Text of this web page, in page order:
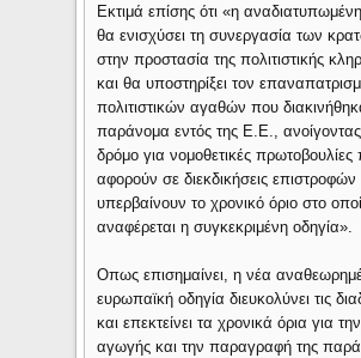
Εκτιμά επίσης ότι «η
θα ενισχύσει τη συνεργασία των
στην προστασία της πολιτιστικής
και θα υποστηρίξει τον
πολιτιστικών αγαθών που
παράνομα εντός της Ε.Ε., ανοίγοντας
δρόμο για νομοθετικές πρωτοβουλίες
αφορούν σε διεκδικήσεις
υπερβαίνουν το χρονικό όριο στο
αναφέρεται η συγκεκριμένη οδηγία».
Οπως επισημαίνει, η νέα
ευρωπαϊκή οδηγία διευκολύνει τις
και επεκτείνει τα χρονικά όρια για
αγωγής και την παραγραφή της